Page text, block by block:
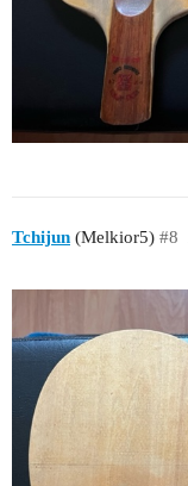
Tchijun (Melkior5) #8